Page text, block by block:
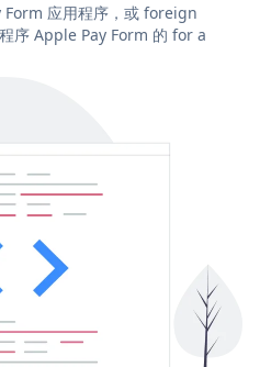
Form 应用程序，或 foreign
序 Apple Pay Form 的 for a